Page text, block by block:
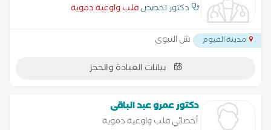
دكتور تخصصقلب واوعية دموية
مدينة الفيوم ش النبوى
بيانات العيادة والحجز
دكتور عمرو عبد الباقى
أخصائي قلب واوعية دموية